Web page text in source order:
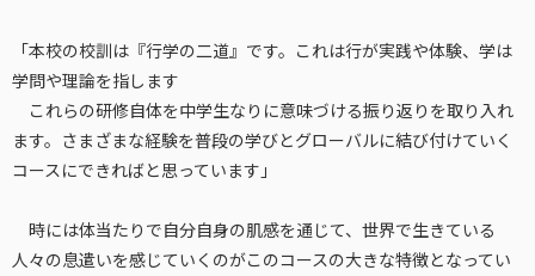
「本校の校訓は『行学の二道』です。これは行が実践や体験、学は
学問や理論を指します
これらの研修自体を中学生なりに意味づける振り返りを取り入れ
ます。さまざまな経験を普段の学びとグローバルに結び付けていく
コースにできればと思っています」
時には体当たりで自分自身の肌感を通じて、世界で生きている
人々の息遣いを感じていくのがこのコースの大きな特徴となってい